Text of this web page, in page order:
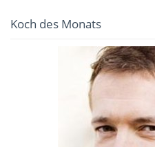
Koch des Monats